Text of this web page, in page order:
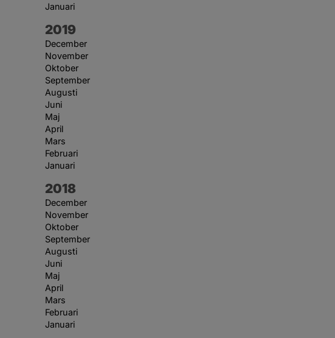
Januari
År:
2019
December
November
Oktober
September
Augusti
Juni
Maj
April
Mars
Februari
Januari
År:
2018
December
November
Oktober
September
Augusti
Juni
Maj
April
Mars
Februari
Januari